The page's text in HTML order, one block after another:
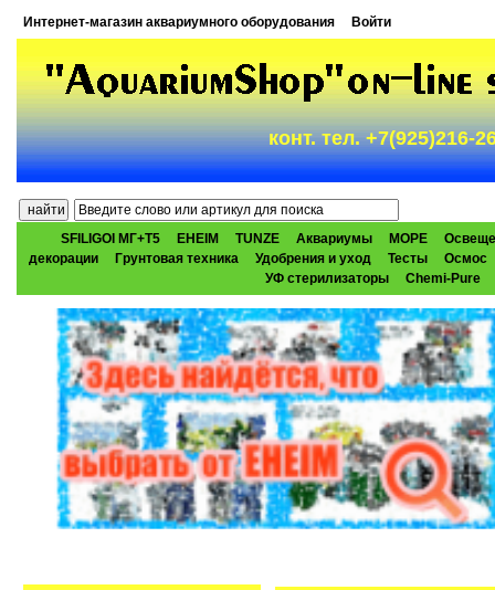
Интернет-магазин аквариумного оборудования Войти
конт. тел. +7(925)216-
SFILIGOI МГ+Т5 EHEIM TUNZE Аквариумы МОРЕ
декорации
Грунтовая техника Удобрения и уход Тесты
Осмос
УФ стерилизаторы
Chemi-Pure